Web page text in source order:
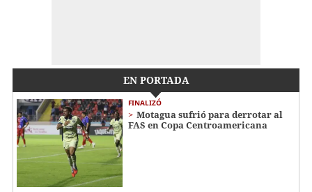
EN PORTADA
FINALIZÓ
Motagua sufrió para derrotar al
FAS en Copa Centroamericana